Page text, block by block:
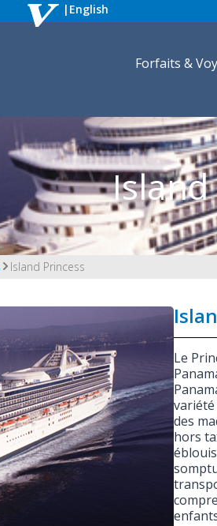
| English
Forfaits &
Island
Island Princess
Le
des
hors